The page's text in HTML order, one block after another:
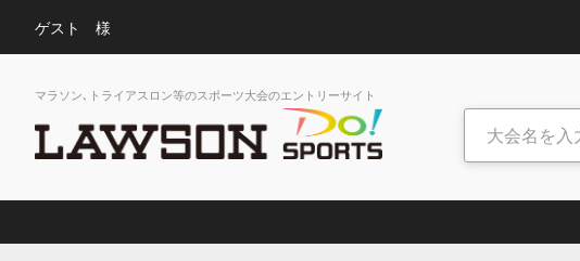
ゲスト 様
マラソン､トライアスロン等のスポーツ大会のエントリーサイト